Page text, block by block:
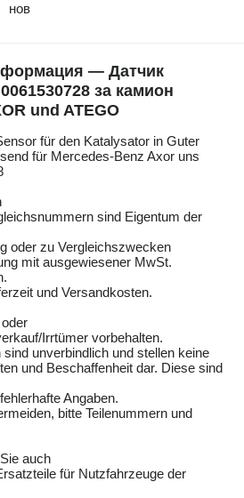
нов
— Датчик
за камион
und ATEGO
für den Katalysator in Guter
für Mercedes-Benz Axor uns
sind Eigentum der
oder zu Vergleichszwecken
mit ausgewiesener MwSt.
und Versandkosten.
Irrtümer vorbehalten.
unverbindlich und stellen keine
und Beschaffenheit dar. Diese sind
Angaben.
bitte Teilenummern und
auch
für Nutzfahrzeuge der